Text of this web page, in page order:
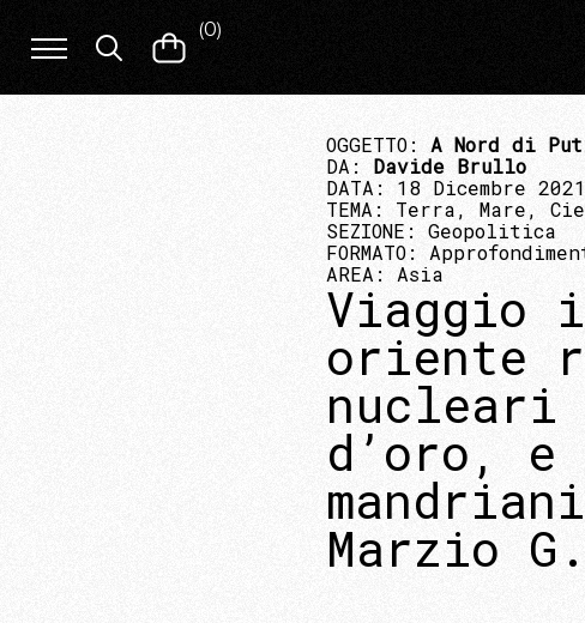
(0)
OGGETTO: A Nord di
DA: Davide Brullo
DATA: 18 Dicembre 2021
TEMA: Terra, Mare,
SEZIONE: Geopolitica
FORMATO:
AREA: Asia
Viaggio
oriente
d’oro,
Marzio